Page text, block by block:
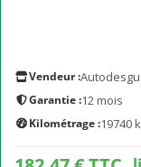
Vendeur :
Garantie :12 mois
Kilométrage :19740